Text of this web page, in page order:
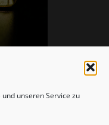
unseren Service zu